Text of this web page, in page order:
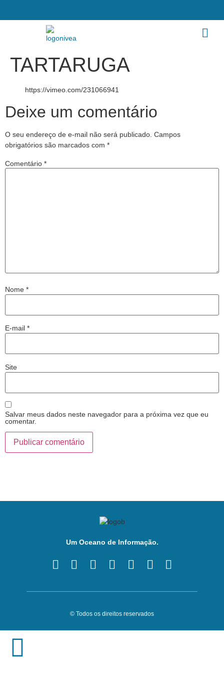
TARTARUGA
https://vimeo.com/231066941
Deixe um comentário
O seu endereço de e-mail não será publicado. Campos
obrigatórios são marcados com *
Comentário *
Nome *
E-mail *
Site
Salvar meus dados neste navegador para a próxima vez que eu
comentar.
Um Oceano de Informação.
© Todos os direitos reservados